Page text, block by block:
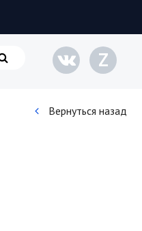
Z
Вернуться назад